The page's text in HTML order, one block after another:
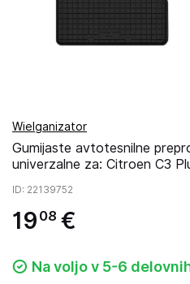
Wielganizator
Gumijaste avtotesnilne
univerzalne za: Citroen C3
ID: 22139752
19 08 €
Na voljo v 5-6